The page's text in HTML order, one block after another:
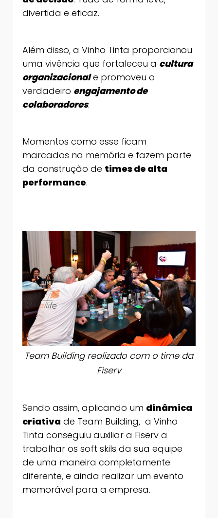
divertida e eficaz.
Além disso, a Vinho Tinta proporcionou
uma vivência que fortaleceu a cultura
organizacionale promoveu o
verdadeiro engajamento de
colaboradores.
Momentos como esse ficam
marcados na memória e fazem parte
da construção de times de alta
performance.
Team Building realizado com o time da
Fiserv
Sendo assim, aplicando um dinâmica
criativa de Team Building, a Vinho
Tinta conseguiu auxiliar a Fiserv a
trabalhar os soft skils da sua equipe
de uma maneira completamente
diferente, e ainda realizar um evento
memorável para a empresa.